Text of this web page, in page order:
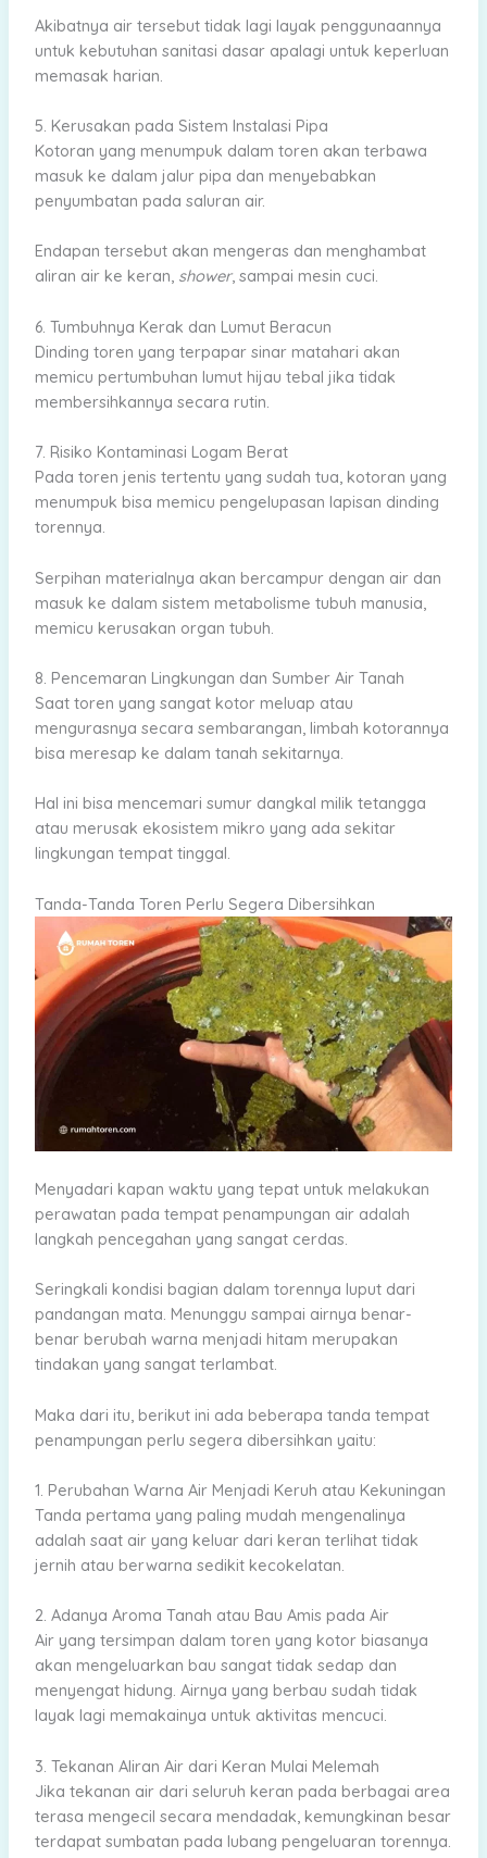
Akibatnya air tersebut tidak lagi layak penggunaannya
untuk kebutuhan sanitasi dasar apalagi untuk keperluan
memasak harian.
5. Kerusakan pada Sistem Instalasi Pipa
Kotoran yang menumpuk dalam toren akan terbawa
masuk ke dalam jalur pipa dan menyebabkan
penyumbatan pada saluran air.
Endapan tersebut akan mengeras dan menghambat
aliran air ke keran, shower, sampai mesin cuci.
6. Tumbuhnya Kerak dan Lumut Beracun
Dinding toren yang terpapar sinar matahari akan
memicu pertumbuhan lumut hijau tebal jika tidak
membersihkannya secara rutin.
7. Risiko Kontaminasi Logam Berat
Pada toren jenis tertentu yang sudah tua, kotoran yang
menumpuk bisa memicu pengelupasan lapisan dinding
torennya.
Serpihan materialnya akan bercampur dengan air dan
masuk ke dalam sistem metabolisme tubuh manusia,
memicu kerusakan organ tubuh.
8. Pencemaran Lingkungan dan Sumber Air Tanah
Saat toren yang sangat kotor meluap atau
mengurasnya secara sembarangan, limbah kotorannya
bisa meresap ke dalam tanah sekitarnya.
Hal ini bisa mencemari sumur dangkal milik tetangga
atau merusak ekosistem mikro yang ada sekitar
lingkungan tempat tinggal.
Tanda-Tanda Toren Perlu Segera Dibersihkan
Menyadari kapan waktu yang tepat untuk melakukan
perawatan pada tempat penampungan air adalah
langkah pencegahan yang sangat cerdas.
Seringkali kondisi bagian dalam torennya luput dari
pandangan mata. Menunggu sampai airnya benar-
benar berubah warna menjadi hitam merupakan
tindakan yang sangat terlambat.
Maka dari itu, berikut ini ada beberapa tanda tempat
penampungan perlu segera dibersihkan yaitu:
1. Perubahan Warna Air Menjadi Keruh atau Kekuningan
Tanda pertama yang paling mudah mengenalinya
adalah saat air yang keluar dari keran terlihat tidak
jernih atau berwarna sedikit kecokelatan.
2. Adanya Aroma Tanah atau Bau Amis pada Air
Air yang tersimpan dalam toren yang kotor biasanya
akan mengeluarkan bau sangat tidak sedap dan
menyengat hidung. Airnya yang berbau sudah tidak
layak lagi memakainya untuk aktivitas mencuci.
3. Tekanan Aliran Air dari Keran Mulai Melemah
Jika tekanan air dari seluruh keran pada berbagai area
terasa mengecil secara mendadak, kemungkinan besar
terdapat sumbatan pada lubang pengeluaran torennya.